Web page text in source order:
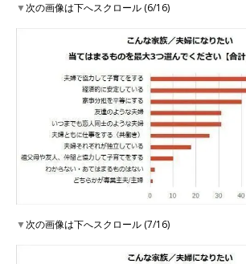
▼次の画像は下へスクロール (6/16)
▼次の画像は下へスクロール (7/16)